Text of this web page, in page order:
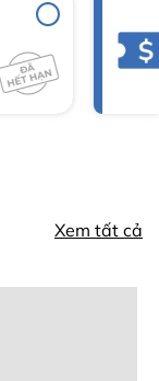
Xem tất cả